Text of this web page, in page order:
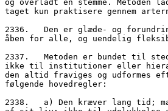
og overladt en stemme. Metoden
taget kun praktisere gennem
2336.   Den er glæde- og
åben for alle, og uendelig
2337.   Metoden er bundet til
ikke til institutioner eller
den altid fraviges og udformes
følgende hovedregler:
2338.   a) Den kræver lang tid;